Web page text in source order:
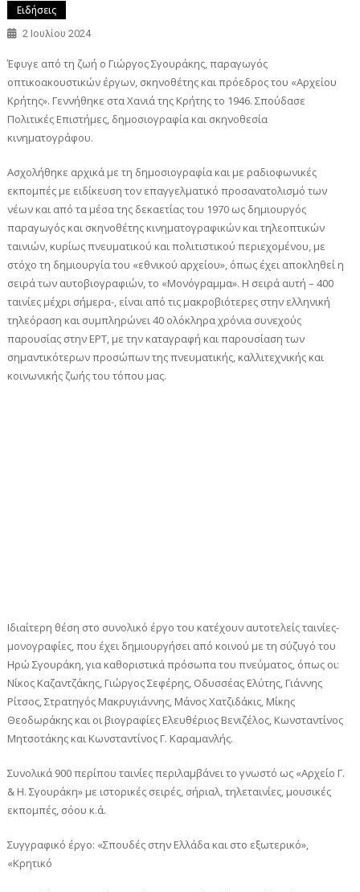
Ειδήσεις
2 Ιουλίου 2024
Έφυγε από τη ζωή ο Γιώργος Σγουράκης, παραγωγός
οπτικοακουστικών έργων, σκηνοθέτης και πρόεδρος του «Αρχείου
Κρήτης». Γεννήθηκε στα Χανιά της Κρήτης το 1946. Σπούδασε
Πολιτικές Επιστήμες, δημοσιογραφία και σκηνοθεσία
κινηματογράφου.
Ασχολήθηκε αρχικά με τη δημοσιογραφία και με ραδιοφωνικές
εκπομπές με ειδίκευση τον επαγγελματικό προσανατολισμό των
νέων και από τα μέσα της δεκαετίας του 1970 ως δημιουργός
παραγωγός και σκηνοθέτης κινηματογραφικών και τηλεοπτικών
ταινιών, κυρίως πνευματικού και πολιτιστικού περιεχομένου, με
στόχο τη δημιουργία του «εθνικού αρχείου», όπως έχει αποκληθεί η
σειρά των αυτοβιογραφιών, το «Μονόγραμμα». Η σειρά αυτή – 400
ταινίες μέχρι σήμερα-, είναι από τις μακροβιότερες στην ελληνική
τηλεόραση και συμπληρώνει 40 ολόκληρα χρόνια συνεχούς
παρουσίας στην ΕΡΤ, με την καταγραφή και παρουσίαση των
σημαντικότερων προσώπων της πνευματικής, καλλιτεχνικής και
κοινωνικής ζωής του τόπου μας.
Ιδιαίτερη θέση στο συνολικό έργο του κατέχουν αυτοτελείς ταινίες-
μονογραφίες, που έχει δημιουργήσει από κοινού με τη σύζυγό του
Ηρώ Σγουράκη, για καθοριστικά πρόσωπα του πνεύματος, όπως οι:
Νίκος Καζαντζάκης, Γιώργος Σεφέρης, Οδυσσέας Ελύτης, Γιάννης
Ρίτσος, Στρατηγός Μακρυγιάννης, Μάνος Χατζιδάκις, Μίκης
Θεοδωράκης και οι βιογραφίες Ελευθέριος Βενιζέλος, Κωνσταντίνος
Μητσοτάκης και Κωνσταντίνος Γ. Καραμανλής.
Συνολικά 900 περίπου ταινίες περιλαμβάνει το γνωστό ως «Αρχείο Γ.
& Η. Σγουράκη» με ιστορικές σειρές, σήριαλ, τηλεταινίες, μουσικές
εκπομπές, σόου κ.ά.
Συγγραφικό έργο: «Σπουδές στην Ελλάδα και στο εξωτερικό»,
«Κρητικό